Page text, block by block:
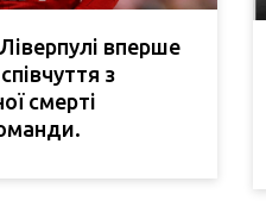
вперше
з
смерті